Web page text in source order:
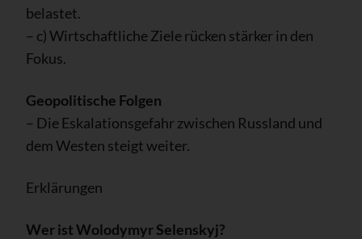
belastet.
– c) Wirtschaftliche Ziele rücken stärker in den
Fokus.
Geopolitische Folgen
– Die Eskalationsgefahr zwischen Russland und
dem Westen steigt weiter.
Erklärungen
Wer ist Wolodymyr Selenskyj?